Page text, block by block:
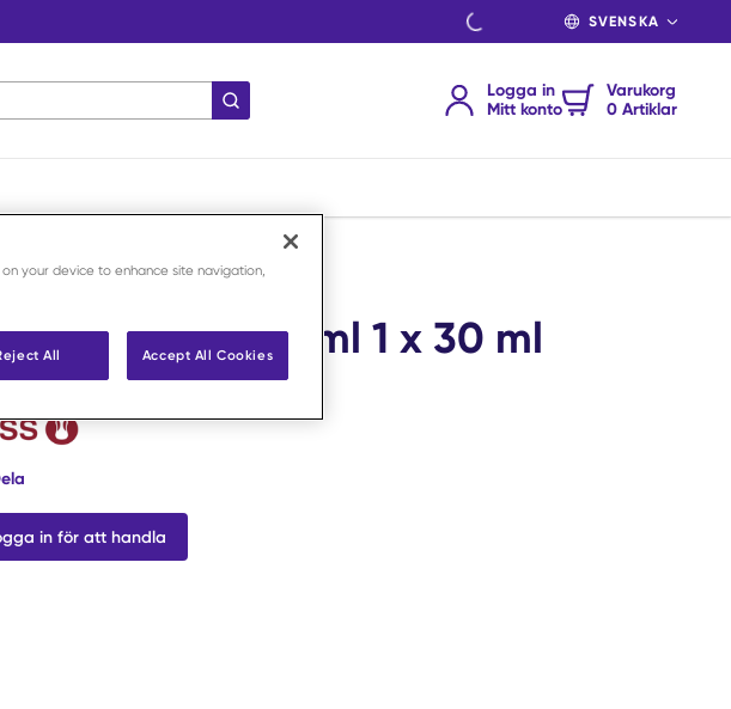
SPRÅK
Skicka sökning
Logga in
Mitt konto
Varukorg
0 Artiklar
Vet 5 mg/ml 1 x 30 ml
in för att handla
your device to enhance site navigation,
All Accept All Cookies